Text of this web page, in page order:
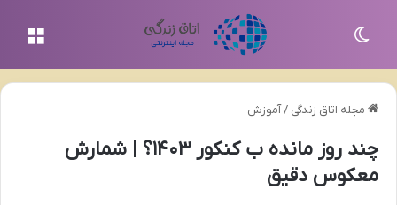
مجله اتاق زندگی /آموزش
چند روز مانده ب کنکور ۱۴۰۳؟ | شمارش
معکوس دقیق